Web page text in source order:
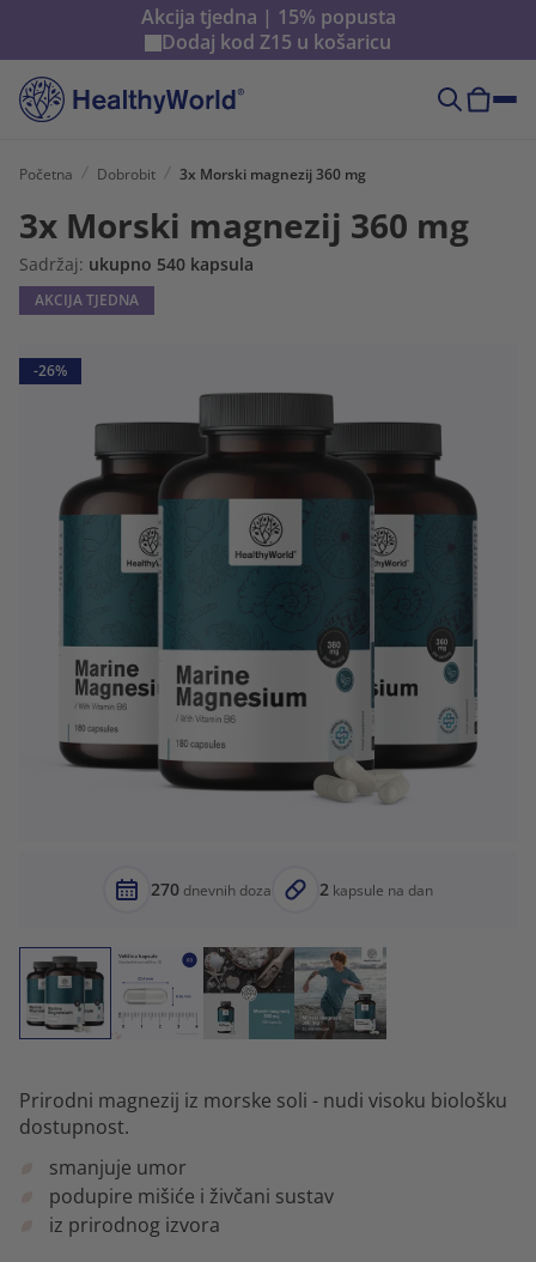
Akcija tjedna | 15% popusta
Dodaj kod Z15 u košaricu
Početna Dobrobit 3x Morski magnezij 360 mg
3x Morski magnezij 360 mg
Sadržaj: ukupno 540 kapsula
AKCIJA TJEDNA
-26%
270 dnevnih doza 2 kapsule na dan
Prirodni magnezij iz morske soli - nudi visoku biološku
dostupnost.
smanjuje umor
podupire mišiće i živčani sustav
iz prirodnog izvora